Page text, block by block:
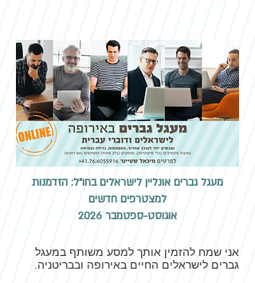
מעגל גברים אונליין לישראלים בחו"ל: הזדמנות
למצטרפים חדשים
אוגוסט-ספטמבר 2026
אני שמח להזמין אותך למסע משותף במעגל
גברים לישראלים החיים באירופה ובבריטניה.